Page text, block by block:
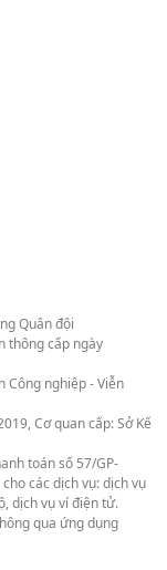
Quân đội
thông cấp ngày
Công nghiệp - Viễn
Cơ quan cấp: Sở Kế
toán số 57/GP-
các dịch vụ: dịch vụ
dịch vụ ví điện tử.
qua ứng dụng